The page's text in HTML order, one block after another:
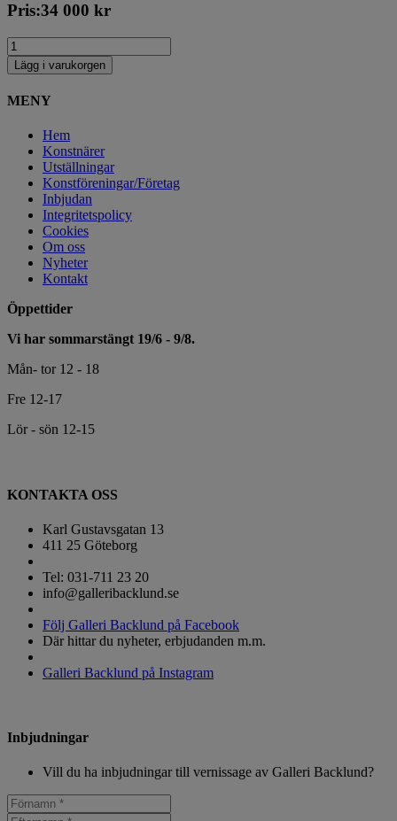
Pris:34 000 kr
Lägg i varukorgen
MENY
Hem
Konstnärer
Utställningar
Konstföreningar/Företag
Inbjudan
Integritetspolicy
Cookies
Om oss
Nyheter
Kontakt
Öppettider
Vi har sommarstängt 19/6 - 9/8.
Mån- tor 12 - 18
Fre 12-17
Lör - sön 12-15
KONTAKTA OSS
Karl Gustavsgatan 13
411 25 Göteborg
Tel: 031-711 23 20
info@galleribacklund.se
Följ Galleri Backlund på Facebook
Där hittar du nyheter, erbjudanden m.m.
Galleri Backlund på Instagram
Inbjudningar
Vill du ha inbjudningar till vernissage av Galleri Backlund?